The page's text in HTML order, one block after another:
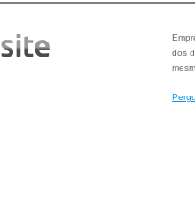
dos